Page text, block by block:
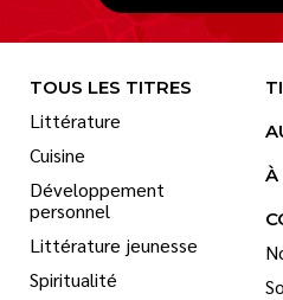
TOUS LES TITRES
Littérature
Cuisine
Développement
personnel
Littérature jeunesse
Spiritualité
À